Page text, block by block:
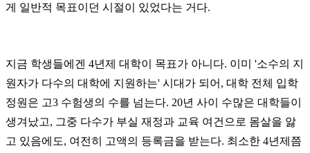
게 일반적 목표이던 시절이 있었다는 거다.
지금 학생들에겐 4년제 대학이 목표가 아니다. 이미 '소수의 지
원자가 다수의 대학에 지원하는' 시대가 되어, 대학 전체 입학
정원은 고3 수험생의 수를 넘는다. 20년 사이 수많은 대학들이
생겨났고, 그중 다수가 부실 재정과 교육 여건으로 몸살을 앓
고 있음에도, 여전히 고액의 등록금을 받는다. 최소한 4년제쯤